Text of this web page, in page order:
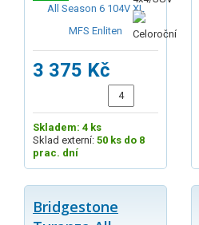
3 375 Kč
Skladem: 4 ks
Sklad externí: 50 ks do 8
prac. dní
Bridgestone